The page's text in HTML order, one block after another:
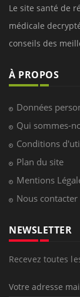
Le site santé de
médicale
conseils des
À PROPOS
Données
Qui sommes-
Conditions
Plan du site
Mentions
Nous contacter
NEWSLETTER
Recevez toutes